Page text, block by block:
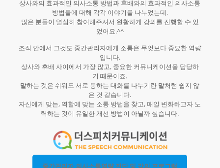
상사와의 효과적인 의사소통 방법과 후배와의 효과적인 의사소통
방법들에 대해 각각 이야기를 나누었는데,
많은 분들이 열심히 참여해주셔서 원활하게 강의를 진행할 수 있
었어요.^^
조직 안에서 그것도 중간관리자에게 소통은 무엇보다 중요한 역량
입니다.
상사와 후배 사이에서 가장 많고, 중요한 커뮤니케이션을 담당하
기 때문이죠.
말하는 것은 쉬워도 서로 통하는 대화를 나누기란 말처럼 쉽지 않
은 것 같습니다.
자신에게 맞는, 역할에 맞는 소통 방법을 찾고, 매일 변화하고자 노
력하는 것이 유일한 개선 방법이 아닐까 싶습니다.